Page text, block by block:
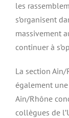
les
s’organisent
massivement
continuer à
La section Ain/
également
Ain/Rhône
collègues de